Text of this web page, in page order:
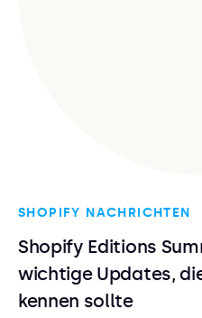
SHOPIFY NACHRICHTEN
Shopify Editions
wichtige Updates,
kennen sollte